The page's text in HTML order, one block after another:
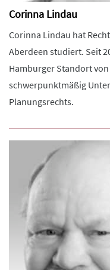
Corinna Lindau
Corinna Lindau hat
Aberdeen studiert. Seit
Hamburger Standort
schwerpunktmäßig
Planungsrechts.